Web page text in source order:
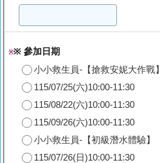
※※ 參加日期
小小救生員-【搶救安妮大作戰】
115/07/25(六)10:00-11:30
115/08/22(六)10:00-11:30
115/09/26(六)10:00-11:30
小小救生員-【初級潛水體驗】
115/07/26(日)10:00-11:30